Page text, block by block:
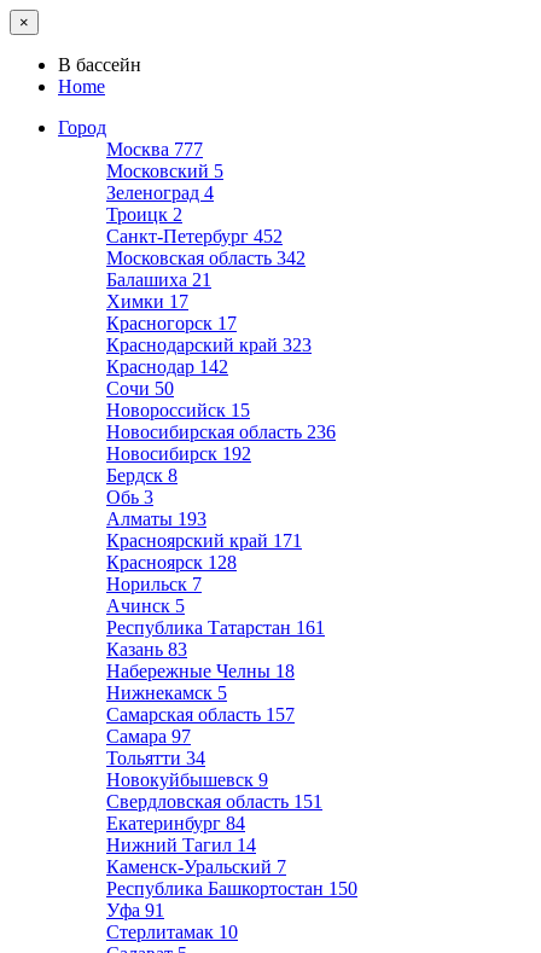
×
В бассейн
Home
Город
Москва 777
Московский 5
Зеленоград 4
Троицк 2
Санкт-Петербург 452
Московская область 342
Балашиха 21
Химки 17
Красногорск 17
Краснодарский край 323
Краснодар 142
Сочи 50
Новороссийск 15
Новосибирская область 236
Новосибирск 192
Бердск 8
Обь 3
Алматы 193
Красноярский край 171
Красноярск 128
Норильск 7
Ачинск 5
Республика Татарстан 161
Казань 83
Набережные Челны 18
Нижнекамск 5
Самарская область 157
Самара 97
Тольятти 34
Новокуйбышевск 9
Свердловская область 151
Екатеринбург 84
Нижний Тагил 14
Каменск-Уральский 7
Республика Башкортостан 150
Уфа 91
Стерлитамак 10